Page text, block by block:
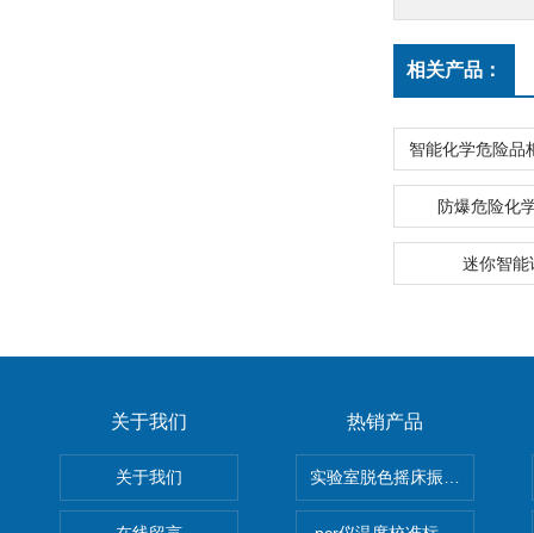
相关产品：
防爆危险化
迷你智能
关于我们
关于我们
热销产品
实验室脱色摇床振荡器